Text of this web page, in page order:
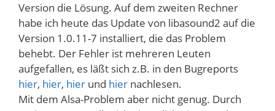
Version die Lösung. Auf dem zweiten Rechner
habe ich heute das Update von libasound2 auf die
Version 1.0.11-7 installiert, die das Problem
behebt. Der Fehler ist mehreren Leuten
aufgefallen, es läßt sich z.B. in den Bugreports
hier, hier, hier und hier nachlesen.
Mit dem Alsa-Problem aber nicht genug. Durch